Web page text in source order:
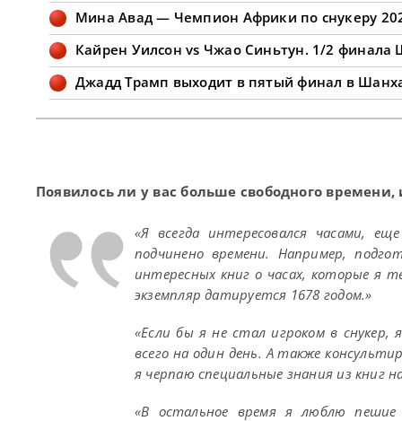
Мина Авад — Чемпион Африки по снукеру
Кайрен Уилсон vs Чжао Синьтун. 1/2 финала
Джадд Трамп выходит в пятый финал в
Появилось ли у вас больше свободного
«Я всегда интересовался часами,
подчинено времени. Например,
интересных книг о часах, которые я
экземпляр датируется 1678 годом.»
«Если бы я не стал игроком в снукер,
всего на один день. А также
я черпаю специальные знания из книг
«В остальное время я люблю пешие